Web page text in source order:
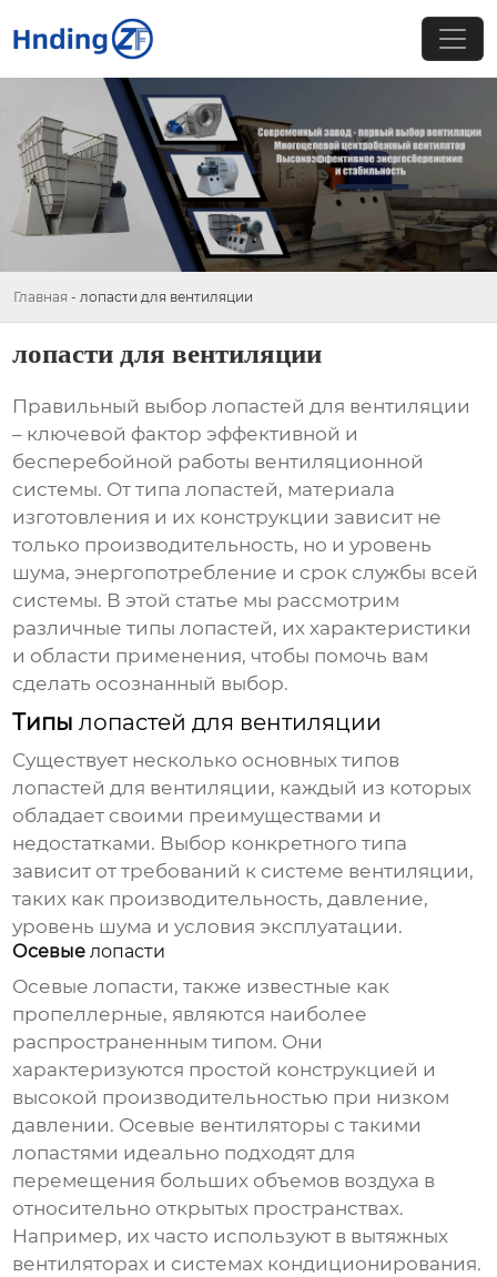
Главная - лопасти для вентиляции
лопасти для вентиляции
Правильный выборлопастей для вентиляции
– ключевой фактор эффективной и
бесперебойной работы вентиляционной
системы. От типалопастей, материала
изготовления и их конструкции зависит не
только производительность, но и уровень
шума, энергопотребление и срок службы всей
системы. В этой статье мы рассмотрим
различные типылопастей, их характеристики
и области применения, чтобы помочь вам
сделать осознанный выбор.
Типылопастей для вентиляции
Существует несколько основных типов
лопастей для вентиляции, каждый из которых
обладает своими преимуществами и
недостатками. Выбор конкретного типа
зависит от требований к системе вентиляции,
таких как производительность, давление,
уровень шума и условия эксплуатации.
Осевыелопасти
Осевыелопасти, также известные как
пропеллерные, являются наиболее
распространенным типом. Они
характеризуются простой конструкцией и
высокой производительностью при низком
давлении. Осевые вентиляторы с такими
лопастями идеально подходят для
перемещения больших объемов воздуха в
относительно открытых пространствах.
Например, их часто используют в вытяжных
вентиляторах и системах кондиционирования.